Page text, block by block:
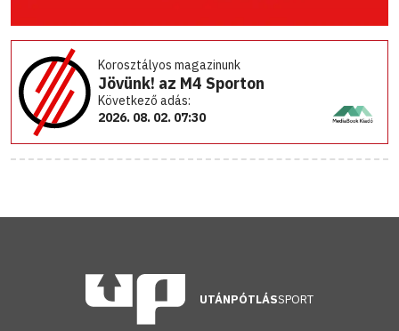
Korosztályos magazinunk
Jövünk! az M4 Sporton
Következő adás:
2026. 08. 02. 07:30
UTÁNPÓTLÁSSPORT